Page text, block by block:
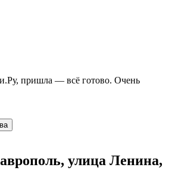
пришла — всё готово. Очень
улица Ленина,